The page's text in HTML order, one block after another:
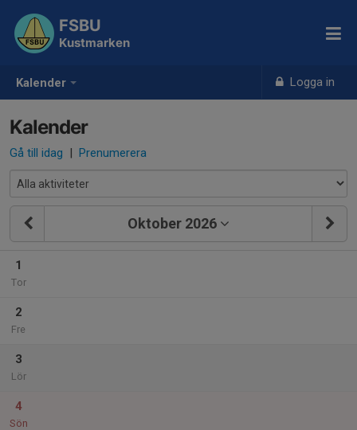
Kalender Logga in
FSBU
Kustmarken
Kalender
Gå till idag | Prenumerera
Oktober 2026
1
Tor
2
Fre
3
Lör
4
Sön